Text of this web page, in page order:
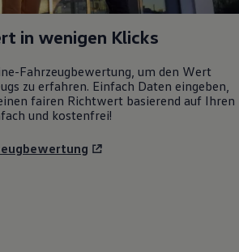
in wenigen Klicks
Fahrzeugbewertung, um den Wert
zu erfahren. Einfach Daten eingeben,
fairen Richtwert basierend auf Ihren
und kostenfrei!